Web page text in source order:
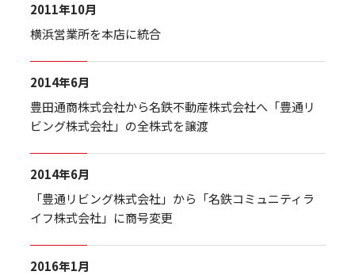
2011年10月
横浜営業所を本店に統合
2014年6月
豊田通商株式会社から名鉄不動産株式会社へ「豊通リ
ビング株式会社」の全株式を譲渡
2014年6月
「豊通リビング株式会社」から「名鉄コミュニティラ
イフ株式会社」に商号変更
2016年1月